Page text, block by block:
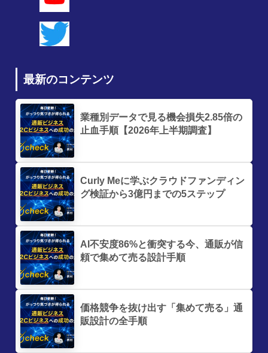
最新のコンテンツ
業種別データで見る機会損失2.85倍の
止血手順【2026年上半期調査】
Curly Meに学ぶクラウドファンディン
グ検証から3億円までの5ステップ
AI不安度86%と衝突する今、通販が信
頼で集めて売る設計手順
価格競争を抜け出す「集めて売る」通
販設計の全手順